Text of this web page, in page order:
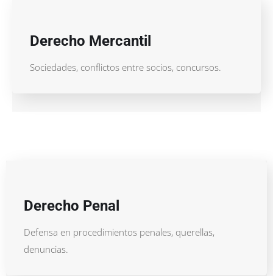
Derecho Mercantil
Sociedades, conflictos entre socios, concursos.
Derecho Penal
Defensa en procedimientos penales, querellas,
denuncias.